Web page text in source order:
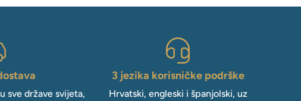
sve države svijeta,
3 jezika korisničke podrške
Hrvatski, engleski i španjolski, uz